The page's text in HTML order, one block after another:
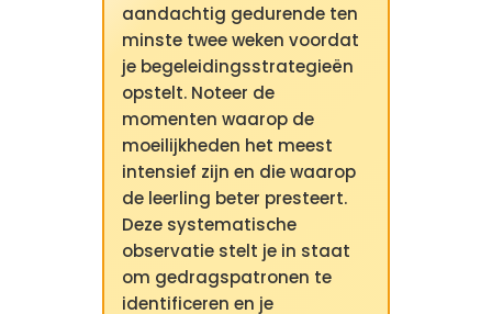
aandachtig gedurende ten
minste twee weken voordat
je begeleidingsstrategieën
opstelt. Noteer de
momenten waarop de
moeilijkheden het meest
intensief zijn en die waarop
de leerling beter presteert.
Deze systematische
observatie stelt je in staat
om gedragspatronen te
identificeren en je